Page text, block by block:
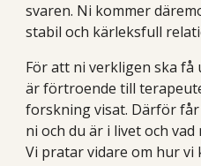
svaren. Ni kommer
stabil och kärleksfull
För att ni verkligen ska
är förtroende till
forskning visat. Därför
ni och du är i livet och
Vi pratar vidare om hur vi